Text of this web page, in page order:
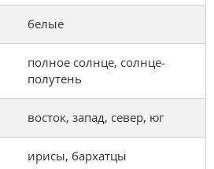
белые
полное солнце, солнце-
полутень
восток, запад, север, юг
ирисы, бархатцы